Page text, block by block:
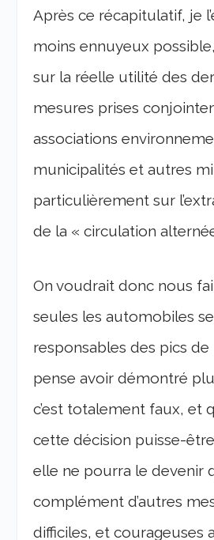
Après ce récapitulatif, je
moins ennuyeux
sur la réelle utilité des
mesures prises
associations
municipalités et autres
particulièrement sur
de la « circulation
On voudrait donc nous
seules les automobiles
responsables des pics
pense avoir démontré
c’est totalement faux, et
cette décision puisse-
elle ne pourra le devenir
complément d’autres
difficiles, et courageuses